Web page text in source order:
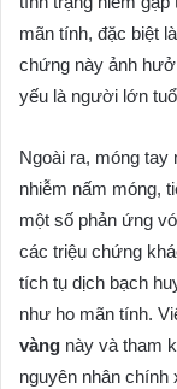
mãn tính, đặc biệt
chứng này ảnh
yếu là người lớn
Ngoài ra, móng tay
nhiễm nấm móng,
một số phản ứng
các triệu chứng
tích tụ dịch bạch
như ho mãn tính.
vàng này và tham
nguyên nhân